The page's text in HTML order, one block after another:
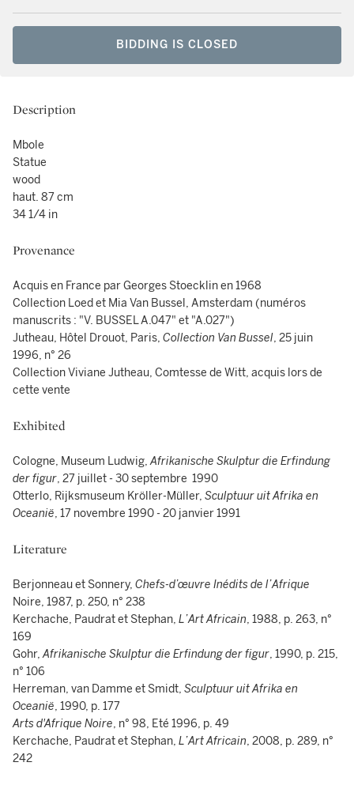
BIDDING IS CLOSED
Description
Mbole
Statue
wood
haut. 87 cm
34 1/4 in
Provenance
Acquis en France par Georges Stoecklin en 1968
Collection Loed et Mia Van Bussel, Amsterdam (numéros
manuscrits : "V. BUSSEL A.047" et "A.027")
Jutheau, Hôtel Drouot, Paris, Collection Van Bussel, 25 juin
1996, n° 26
Collection Viviane Jutheau, Comtesse de Witt, acquis lors de
cette vente
Exhibited
Cologne, Museum Ludwig,Afrikanische Skulptur die Erfindung
der figur, 27 juillet - 30 septembre 1990
Otterlo, Rijksmuseum Kröller-Müller, Sculptuur uit Afrika en
Oceanië, 17 novembre 1990 - 20 janvier 1991
Literature
Berjonneau et Sonnery, Chefs-d’œuvre Inédits de l’Afrique
Noire, 1987, p. 250, n° 238
Kerchache, Paudrat et Stephan, L’Art Africain, 1988, p. 263, n°
169
Gohr,Afrikanische Skulptur die Erfindung der figur, 1990, p. 215,
n° 106
Herreman, van Damme et Smidt, Sculptuur uit Afrika en
Oceanië, 1990, p. 177
Arts d'Afrique Noire, n° 98, Eté 1996, p. 49
Kerchache, Paudrat et Stephan, L’Art Africain, 2008, p. 289, n°
242